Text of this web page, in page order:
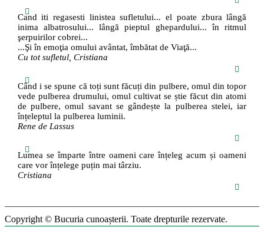
Cand iti regasesti linistea sufletului... el poate zbura lângă
inima albatrosului... lângă pieptul ghepardului... în ritmul
şerpuirilor cobrei...
...Şi în emoţia omului avântat, îmbătat de Viaţă...
Cu tot sufletul, Cristiana
Când i se spune că toți sunt făcuți din pulbere, omul din topor
vede pulberea drumului, omul cultivat se știe făcut din atomi
de pulbere, omul savant se gândește la pulberea stelei, iar
înțeleptul la pulberea luminii.
Rene de Lassus
Lumea se împarte între oameni care înțeleg acum și oameni
care vor înțelege puțin mai târziu.
Cristiana
Copyright © Bucuria cunoașterii. Toate drepturile rezervate.